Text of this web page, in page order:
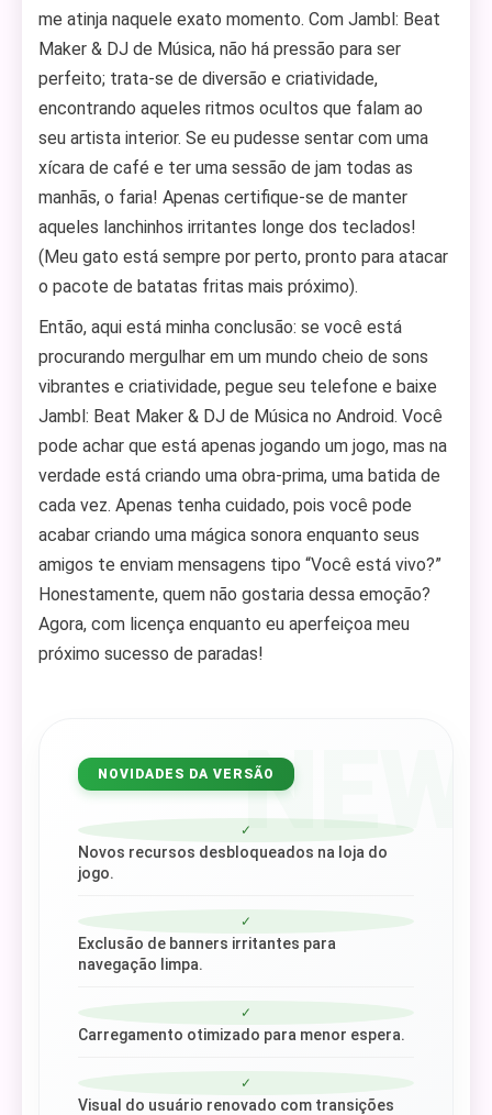
me atinja naquele exato momento. Com Jambl: Beat
Maker & DJ de Música, não há pressão para ser
perfeito; trata-se de diversão e criatividade,
encontrando aqueles ritmos ocultos que falam ao
seu artista interior. Se eu pudesse sentar com uma
xícara de café e ter uma sessão de jam todas as
manhãs, o faria! Apenas certifique-se de manter
aqueles lanchinhos irritantes longe dos teclados!
(Meu gato está sempre por perto, pronto para atacar
o pacote de batatas fritas mais próximo).
Então, aqui está minha conclusão: se você está
procurando mergulhar em um mundo cheio de sons
vibrantes e criatividade, pegue seu telefone e baixe
Jambl: Beat Maker & DJ de Música no Android. Você
pode achar que está apenas jogando um jogo, mas na
verdade está criando uma obra-prima, uma batida de
cada vez. Apenas tenha cuidado, pois você pode
acabar criando uma mágica sonora enquanto seus
amigos te enviam mensagens tipo “Você está vivo?”
Honestamente, quem não gostaria dessa emoção?
Agora, com licença enquanto eu aperfeiçoa meu
próximo sucesso de paradas!
NEW
NOVIDADES DA VERSÃO
✓
Novos recursos desbloqueados na loja do
jogo.
✓
Exclusão de banners irritantes para
navegação limpa.
✓
Carregamento otimizado para menor espera.
✓
Visual do usuário renovado com transições